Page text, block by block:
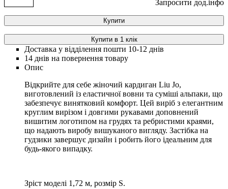
Запросити дод.інфо
Купити
Купити в 1 клік
Доставка у відділення пошти 10-12 днів
14 днів на повернення товару
Опис
Відкрийте для себе жіночий кардиган Liu Jo,
виготовлений із еластичної вовни та суміші альпаки, що
забезпечує винятковий комфорт. Цей виріб з елегантним
круглим вирізом і довгими рукавами доповнений
вишитим логотипом на грудях та ребристими краями,
що надають виробу вишуканого вигляду. Застібка на
гудзики завершує дизайн і робить його ідеальним для
будь-якого випадку.
Зріст моделі 1,72 м, розмір S.